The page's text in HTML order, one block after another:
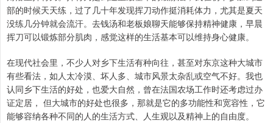
部的时候天天练，过了几十年发现挥刀动作挺消耗体力，尤其是夏天
没练几分钟就会流汗。去钱汤和老板娘聊天能够保持精神健康，早晨
挥刀可以锻炼部分肌肉，感觉这样的生活基本可以维持身心健康。
在现代社会里，不少人对乡下生活有种向往，甚至对东京这种大城市
有些看法，如人太冷漠、坏人多、城市风景太杂乱或空气不好。我也
认同乡下生活的好处，也爱大自然，曾在法国农场工作时还考虑过办
证定居， 但大城市的好处也很多，那就是它的多功能性和宽容性，它
能够容纳各种不同的人的生活方式、人生观以及精神上的自由度。